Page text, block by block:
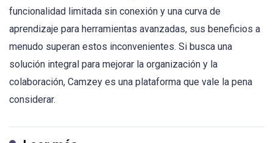
funcionalidad limitada sin conexión y una curva de
aprendizaje para herramientas avanzadas, sus beneficios a
menudo superan estos inconvenientes. Si busca una
solución integral para mejorar la organización y la
colaboración, Camzey es una plataforma que vale la pena
considerar.